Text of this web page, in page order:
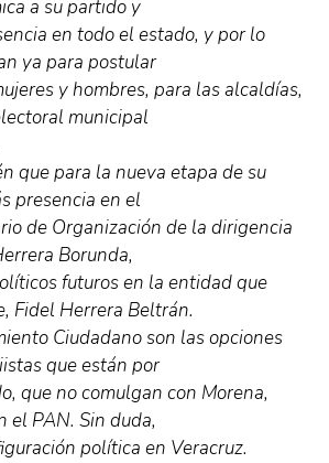
a su partido y
en todo el estado, y por lo
ya para postular
y hombres, para las alcaldías,
municipal
que para la nueva etapa de su
presencia en el
de Organización de la dirigencia
Borunda,
futuros en la entidad que
Fidel Herrera Beltrán.
Ciudadano son las opciones
que están por
que no comulgan con Morena,
el PAN. Sin duda,
política en Veracruz.